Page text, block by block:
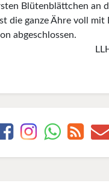
Blütenblättchen an
die ganze Ähre voll
abgeschlossen.